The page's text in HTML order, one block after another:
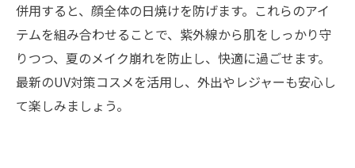
併用すると、顔全体の日焼けを防げます。これらのアイ
テムを組み合わせることで、紫外線から肌をしっかり守
りつつ、夏のメイク崩れを防止し、快適に過ごせます。
最新のUV対策コスメを活用し、外出やレジャーも安心し
て楽しみましょう。